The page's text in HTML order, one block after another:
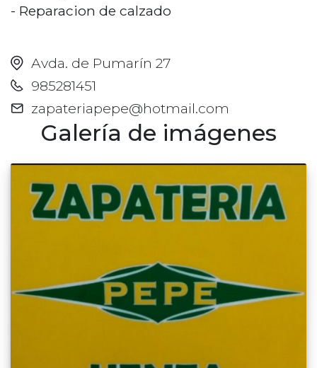
- Reparacion de calzado
Avda. de Pumarín 27
985281451
zapateriapepe@hotmail.com
Galería de imágenes